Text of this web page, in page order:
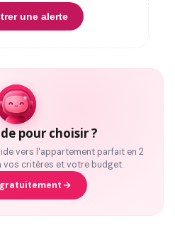
une alerte
pour choisir ?
vers l'appartement parfait en 2
vos critères et votre budget.
gratuitement